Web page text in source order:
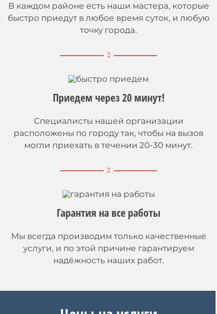
В каждом районе есть наши мастера, которые
быстро приедут в любое время суток, и любую
точку города.
Приедем через 20 минут!
Специалисты нашей организации
расположены по городу так, чтобы на вызов
могли приехать в течении 20-30 минут.
Гарантия на все работы
Мы всегда производим только качественные
услуги, и по этой причине гарантируем
надёжность наших работ.